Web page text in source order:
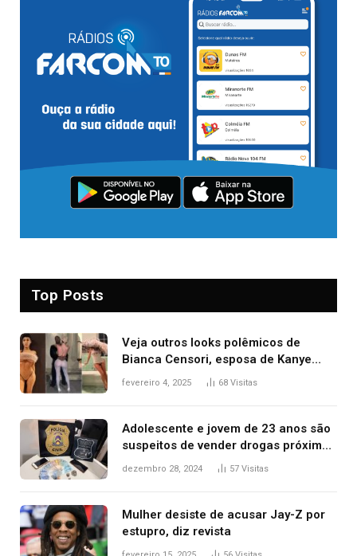
Top Posts
Veja outros looks polêmicos de
Bianca Censori, esposa de Kanye
West que apareceu nua no Grammy
fevereiro 4, 2025 68 Visitas
Adolescente e jovem de 23 anos são
suspeitos de vender drogas próximo
de delegacia e escola, diz polícia
dezembro 28, 2024 57 Visitas
Mulher desiste de acusar Jay-Z por
estupro, diz revista